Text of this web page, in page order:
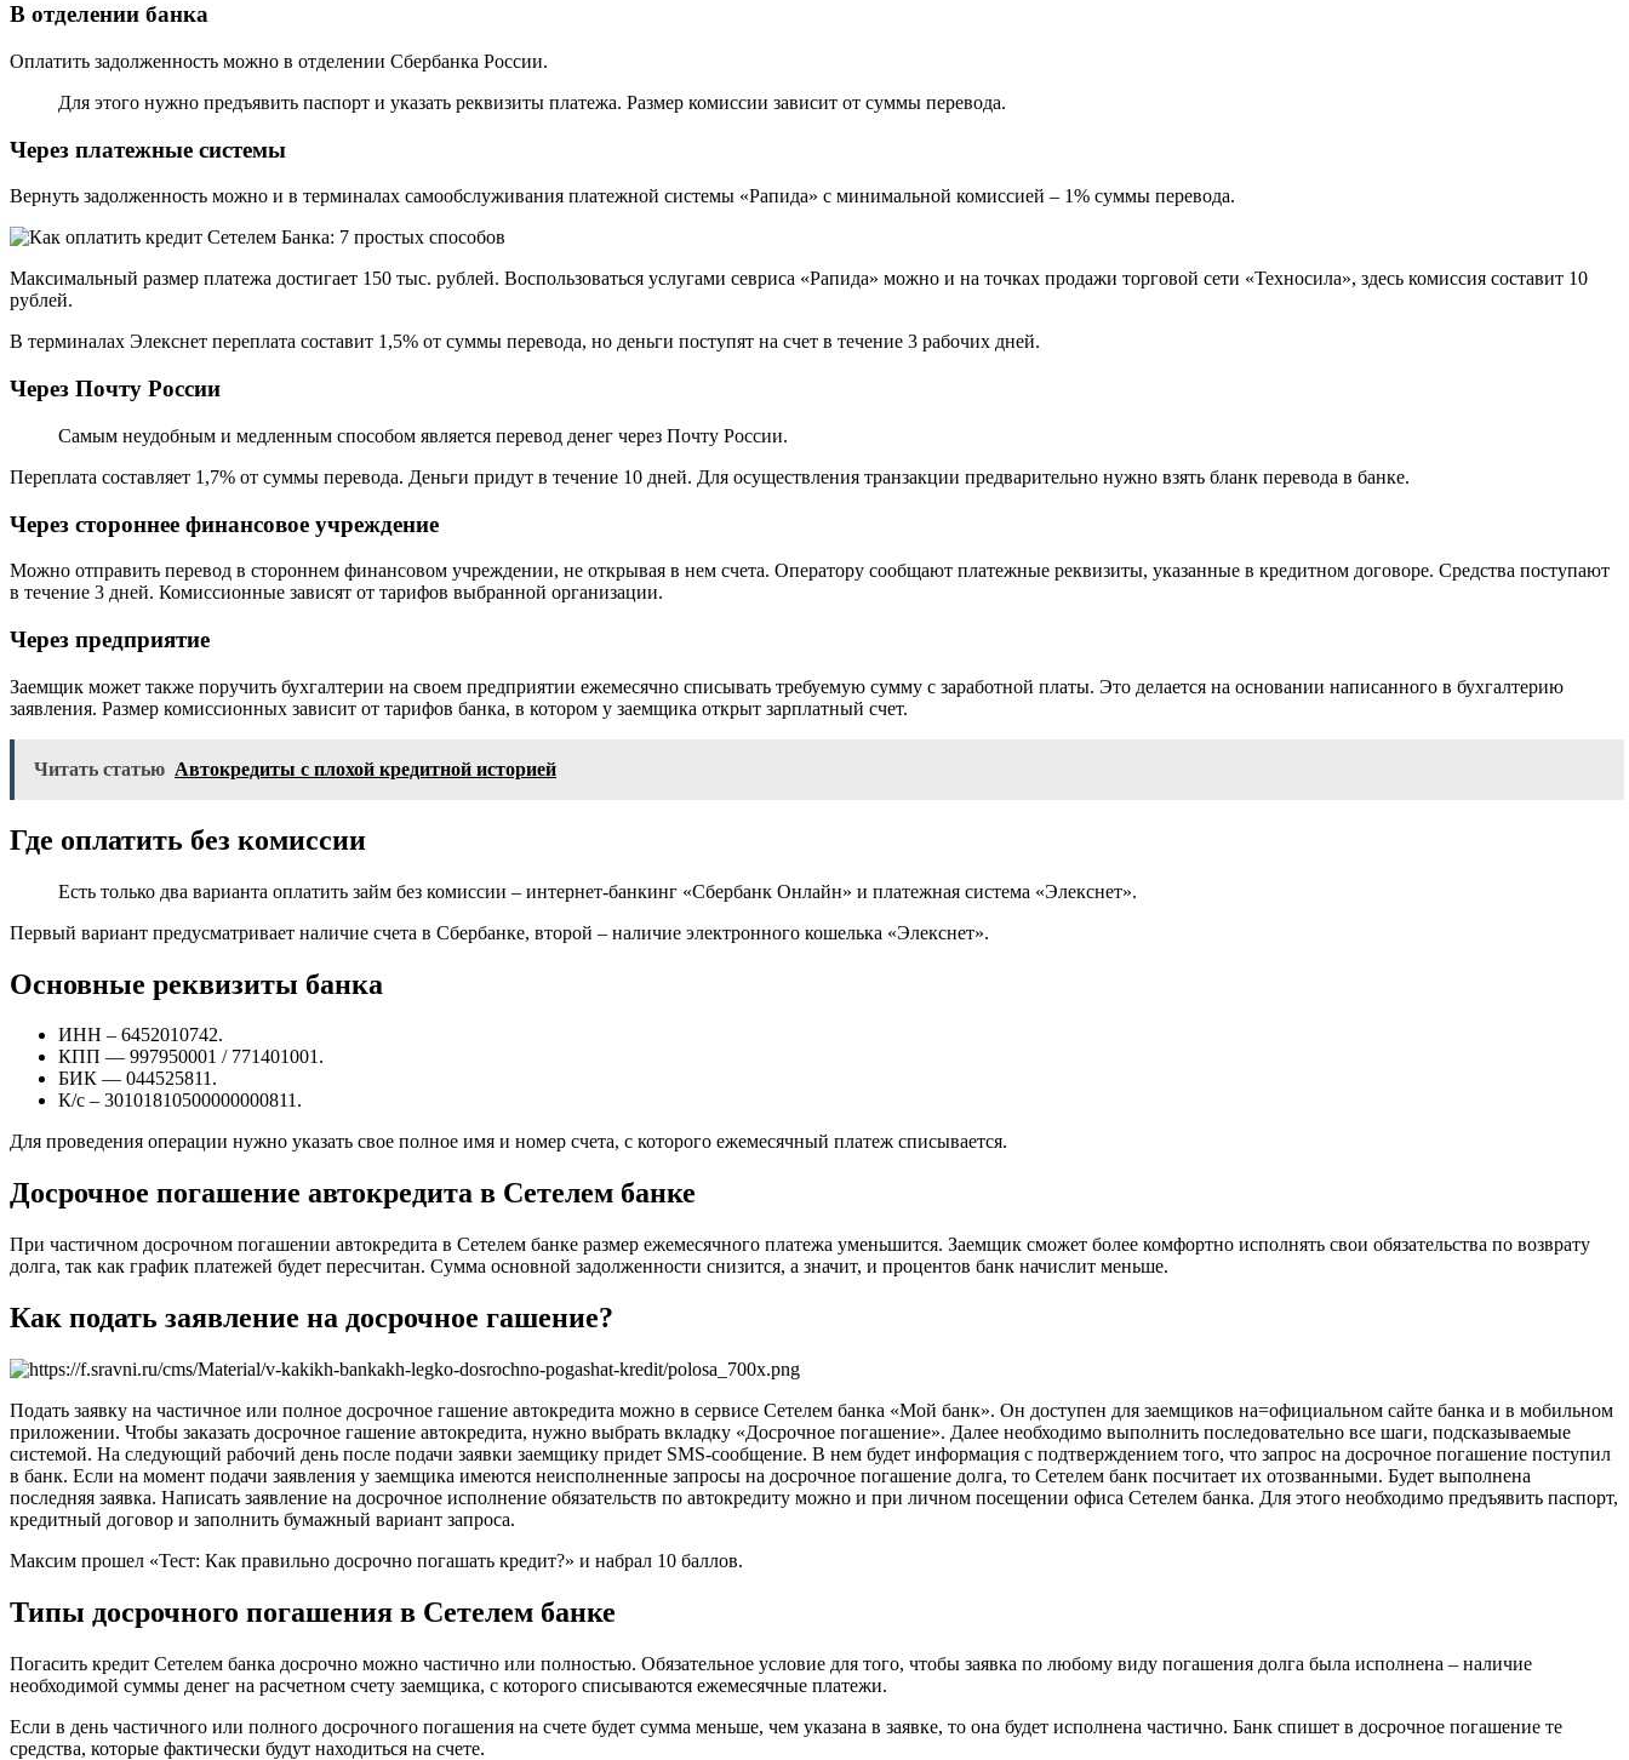
В отделении банка
Оплатить задолженность можно в отделении Сбербанка России.
Для этого нужно предъявить паспорт и указать реквизиты платежа. Размер комиссии зависит от суммы перевода.
Через платежные системы
Вернуть задолженность можно и в терминалах самообслуживания платежной системы «Рапида» с минимальной комиссией – 1% суммы перевода.
Максимальный размер платежа достигает 150 тыс. рублей. Воспользоваться услугами севриса «Рапида» можно и на точках продажи торговой сети «Техносила», здесь комиссия составит 10
рублей.
В терминалах Элекснет переплата составит 1,5% от суммы перевода, но деньги поступят на счет в течение 3 рабочих дней.
Через Почту России
Самым неудобным и медленным способом является перевод денег через Почту России.
Переплата составляет 1,7% от суммы перевода. Деньги придут в течение 10 дней. Для осуществления транзакции предварительно нужно взять бланк перевода в банке.
Через стороннее финансовое учреждение
Можно отправить перевод в стороннем финансовом учреждении, не открывая в нем счета. Оператору сообщают платежные реквизиты, указанные в кредитном договоре. Средства поступают
в течение 3 дней. Комиссионные зависят от тарифов выбранной организации.
Через предприятие
Заемщик может также поручить бухгалтерии на своем предприятии ежемесячно списывать требуемую сумму с заработной платы. Это делается на основании написанного в бухгалтерию
заявления. Размер комиссионных зависит от тарифов банка, в котором у заемщика открыт зарплатный счет.
Читать статью Автокредиты с плохой кредитной историей
Где оплатить без комиссии
Есть только два варианта оплатить займ без комиссии – интернет-банкинг «Сбербанк Онлайн» и платежная система «Элекснет».
Первый вариант предусматривает наличие счета в Сбербанке, второй – наличие электронного кошелька «Элекснет».
Основные реквизиты банка
ИНН – 6452010742.
КПП — 997950001 / 771401001.
БИК — 044525811.
К/с – 30101810500000000811.
Для проведения операции нужно указать свое полное имя и номер счета, с которого ежемесячный платеж списывается.
Досрочное погашение автокредита в Сетелем банке
При частичном досрочном погашении автокредита в Сетелем банке размер ежемесячного платежа уменьшится. Заемщик сможет более комфортно исполнять свои обязательства по возврату
долга, так как график платежей будет пересчитан. Сумма основной задолженности снизится, а значит, и процентов банк начислит меньше.
Как подать заявление на досрочное гашение?
Подать заявку на частичное или полное досрочное гашение автокредита можно в сервисе Сетелем банка «Мой банк». Он доступен для заемщиков на=официальном сайте банка и в мобильном
приложении. Чтобы заказать досрочное гашение автокредита, нужно выбрать вкладку «Досрочное погашение». Далее необходимо выполнить последовательно все шаги, подсказываемые
системой. На следующий рабочий день после подачи заявки заемщику придет SMS-сообщение. В нем будет информация с подтверждением того, что запрос на досрочное погашение поступил
в банк. Если на момент подачи заявления у заемщика имеются неисполненные запросы на досрочное погашение долга, то Сетелем банк посчитает их отозванными. Будет выполнена
последняя заявка. Написать заявление на досрочное исполнение обязательств по автокредиту можно и при личном посещении офиса Сетелем банка. Для этого необходимо предъявить паспорт,
кредитный договор и заполнить бумажный вариант запроса.
Максим прошел «Тест: Как правильно досрочно погашать кредит?» и набрал 10 баллов.
Типы досрочного погашения в Сетелем банке
Погасить кредит Сетелем банка досрочно можно частично или полностью. Обязательное условие для того, чтобы заявка по любому виду погашения долга была исполнена – наличие
необходимой суммы денег на расчетном счету заемщика, с которого списываются ежемесячные платежи.
Если в день частичного или полного досрочного погашения на счете будет сумма меньше, чем указана в заявке, то она будет исполнена частично. Банк спишет в досрочное погашение те
средства, которые фактически будут находиться на счете.